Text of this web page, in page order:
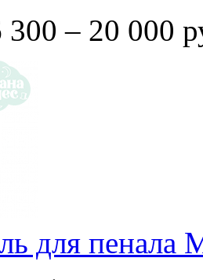
– 20 000
для